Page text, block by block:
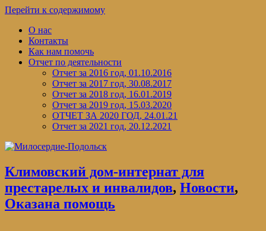
Перейти к содержимому
О нас
Контакты
Как нам помочь
Отчет по деятельности
Отчет за 2016 год, 01.10.2016
Отчет за 2017 год, 30.08.2017
Отчет за 2018 год, 16.01.2019
Отчет за 2019 год, 15.03.2020
ОТЧЕТ ЗА 2020 ГОД, 24.01.21
Отчет за 2021 год, 20.12.2021
Климовский дом-интернат для
престарелых и инвалидов, Новости,
Оказана помощь